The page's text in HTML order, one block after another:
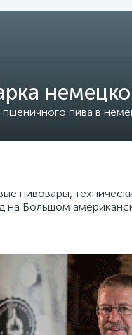
пива в
пивовары,
на Большом